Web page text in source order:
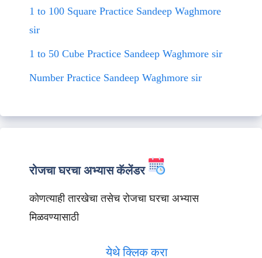
1 to 100 Square Practice Sandeep Waghmore
sir
1 to 50 Cube Practice Sandeep Waghmore sir
Number Practice Sandeep Waghmore sir
रोजचा घरचा अभ्यास कॅलेंडर
कोणत्याही तारखेचा तसेच रोजचा घरचा अभ्यास
मिळवण्यासाठी
येथे क्लिक करा